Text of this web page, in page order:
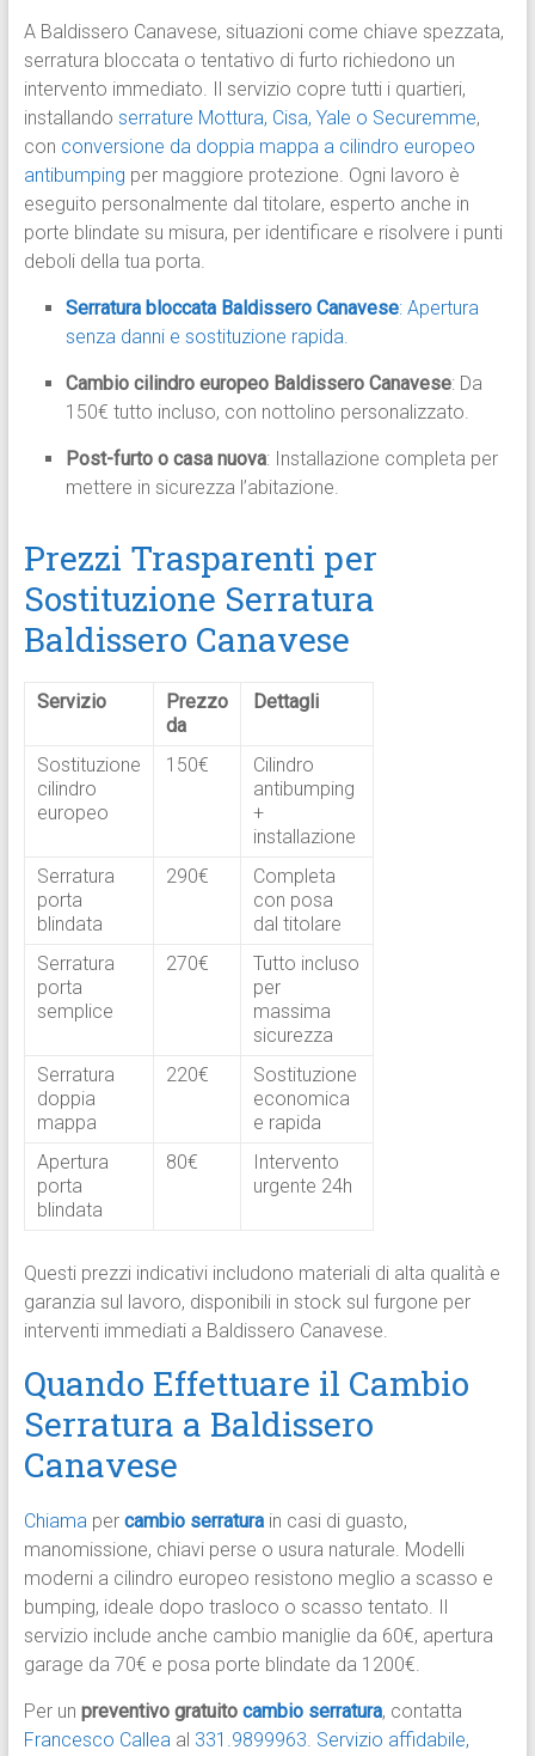
A Baldissero Canavese, situazioni come chiave spezzata,
serratura bloccata o tentativo di furto richiedono un
intervento immediato. Il servizio copre tutti i quartieri,
installando serrature Mottura, Cisa, Yale o Securemme,
con conversione da doppia mappa a cilindro europeo
antibumping per maggiore protezione. Ogni lavoro è
eseguito personalmente dal titolare, esperto anche in
porte blindate su misura, per identificare e risolvere i punti
deboli della tua porta.​
Serratura bloccata Baldissero Canavese: Apertura
senza danni e sostituzione rapida.
Cambio cilindro europeo Baldissero Canavese: Da
150€ tutto incluso, con nottolino personalizzato.
Post-furto o casa nuova: Installazione completa per
mettere in sicurezza l’abitazione.​
Prezzi Trasparenti per
Sostituzione Serratura
Baldissero Canavese
Servizio
Prezzo
da
Dettagli
Sostituzione
cilindro
europeo
150€
Cilindro
antibumping
+
installazione ​
Serratura
porta
blindata
290€
Completa
con posa
dal titolare ​
Serratura
porta
semplice
270€
Tutto incluso
per
massima
sicurezza ​
Serratura
doppia
mappa
220€
Sostituzione
economica
e rapida ​
Apertura
porta
blindata
80€
Intervento
urgente 24h ​
Questi prezzi indicativi includono materiali di alta qualità e
garanzia sul lavoro, disponibili in stock sul furgone per
interventi immediati a Baldissero Canavese.​
Quando Effettuare il Cambio
Serratura a Baldissero
Canavese
Chiamaper cambio serratura in casi di guasto,
manomissione, chiavi perse o usura naturale. Modelli
moderni a cilindro europeo resistono meglio a scasso e
bumping, ideale dopo trasloco o scasso tentato. Il
servizio include anche cambio maniglie da 60€, apertura
garage da 70€ e posa porte blindate da 1200€.​
Per un preventivo gratuito cambio serratura, contatta
Francesco Calleaal 331.9899963. Servizio affidabile,